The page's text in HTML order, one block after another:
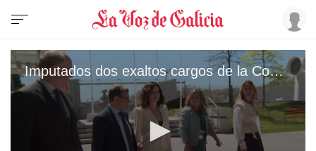
Imputados dos exaltos cargos de la Comunidad de Madrid por protocolos sobre las residencias